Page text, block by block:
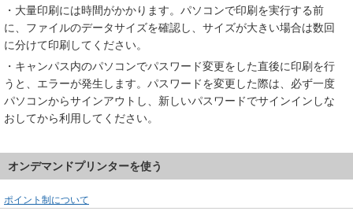
・大量印刷には時間がかかります。パソコンで印刷を実行する前
に、ファイルのデータサイズを確認し、サイズが大きい場合は数回
に分けて印刷してください。
・キャンパス内のパソコンでパスワード変更をした直後に印刷を行
うと、エラーが発生します。パスワードを変更した際は、必ず一度
パソコンからサインアウトし、新しいパスワードでサインインしな
おしてから利用してください。
オンデマンドプリンターを使う
ポイント制について